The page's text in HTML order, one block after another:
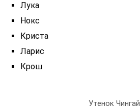
Лука
Нокс
Криста
Ларис
Крош
Утенок Чингай